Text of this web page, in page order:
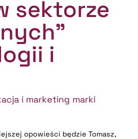
sektorze
i
i marketing marki
opowieści będzie Tomasz,